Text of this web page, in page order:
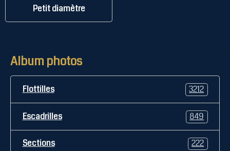
Petit diamètre
Album photos
Flottilles 3212
Escadrilles 849
Sections 222